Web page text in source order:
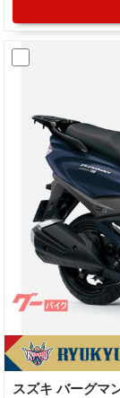
スズキ バーグマ